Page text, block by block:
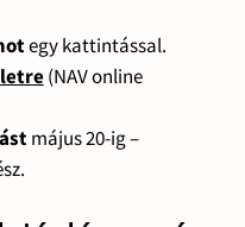
egy kattintással.
(NAV online
május 20-ig –